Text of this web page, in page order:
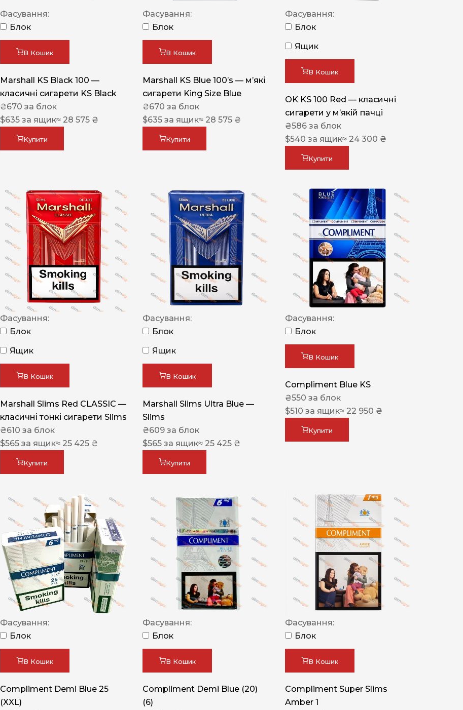
Leana
ASTRU
De Santis
MONUS
NERO
NERO
Гуцульскі
Italian Blend 821
OSCAR
Cigaronne
Фасування:
Блок
В Кошик
Marshall KS Black 100 —
класичні сигарети KS Black
₴670 за блок
$635 за ящик≈ 28 575 ₴
Купити
Фасування:
Блок
В Кошик
Marshall KS Blue 100’s — м’які
сигарети King Size Blue
₴670 за блок
$635 за ящик≈ 28 575 ₴
Купити
Фасування:
Блок
Ящик
В Кошик
OK KS 100 Red — класичні
сигарети у м’якій пачці
₴586 за блок
$540 за ящик≈ 24 300 ₴
Купити
Фасування:
Блок
Ящик
В Кошик
Marshall Slims Red CLASSIC —
класичні тонкі сигарети Slims
₴610 за блок
$565 за ящик≈ 25 425 ₴
Купити
Фасування:
Блок
Ящик
В Кошик
Marshall Slims Ultra Blue —
Slims
₴609 за блок
$565 за ящик≈ 25 425 ₴
Купити
Фасування:
Блок
В Кошик
Compliment Blue KS
₴550 за блок
$510 за ящик≈ 22 950 ₴
Купити
Фасування:
Блок
В Кошик
Compliment Demi Blue 25
(XXL)
Фасування:
Блок
В Кошик
Compliment Demi Blue (20)
(6)
Фасування:
Блок
В Кошик
Compliment Super Slims
Amber 1